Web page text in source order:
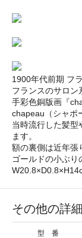
1900年代前期 フ
フランスのサロン
手彩色銅版画『
chapeau（シャポ
当時流行した髪型
ます。
額の裏側は近年張
ゴールドの小ぶり
その他の詳
型 番